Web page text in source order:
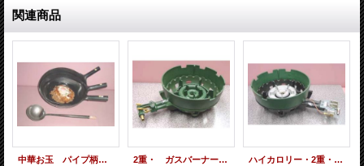
関連商品
中華お玉 パイプ柄 鉄製 中サイズ
2重・ ガスバーナー・浅型上置（中華五徳セット）付き 鉄鋳物製
ハイカロリー・2重・種火付 ガスバーナー・浅型上置（中華五徳セット）付き